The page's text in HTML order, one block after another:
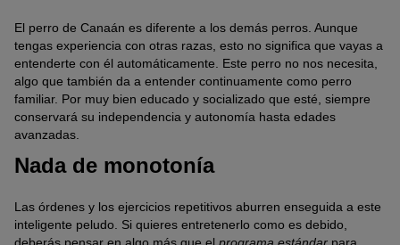
El perro de Canaán es diferente a los demás perros. Aunque
tengas experiencia con otras razas, esto no significa que vayas a
entenderte con él automáticamente. Este perro no nos necesita,
algo que también da a entender continuamente como perro
familiar. Por muy bien educado y socializado que esté, siempre
conservará su independencia y autonomía hasta edades
avanzadas.
Nada de monotonía
Las órdenes y los ejercicios repetitivos aburren enseguida a este
inteligente peludo. Si quieres entretenerlo como es debido,